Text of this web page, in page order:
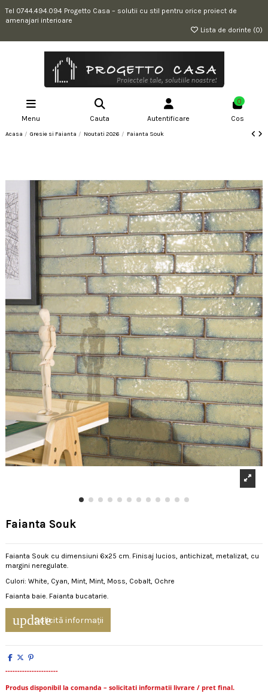
Tel 0744.494.094 Progetto Casa – solutii cu stil pentru orice proiect de
amenajari interioare
Lista de dorinte (0)
Menu Cauta Autentificare
0
Cos
Acasa Gresie si Faianta Noutati 2026 Faianta Souk
Faianta Souk
Faianta Souk cu dimensiuni 6x25 cm. Finisaj lucios, antichizat, metalizat, cu
margini neregulate.
Culori: White, Cyan, Mint, Mint, Moss, Cobalt, Ochre
Faianta baie. Faianta bucatarie.
updateSolicită informații
----------------------
Produs disponibil la comanda – solicitati informatii livrare / pret final.